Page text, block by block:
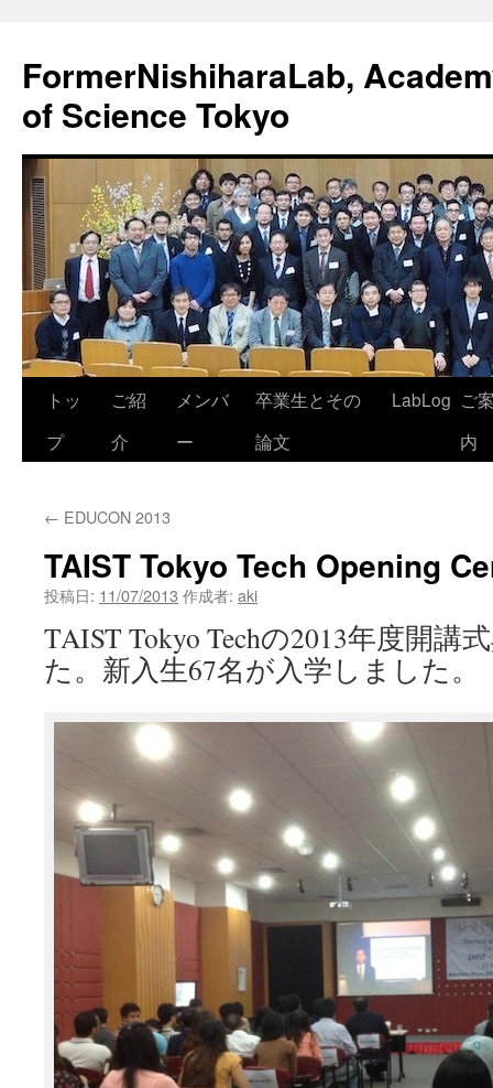
FormerNishiharaLab,
of Science Tokyo
ン
ツ
へ
キ
トッ
プ
ご紹
介
メンバ
ー
卒業生とその
論文
LabLog ご
内
← EDUCON 2013
TAIST Tokyo Tech Opening
投稿日: 11/07/2013 作成者: aki
TAIST Tokyo Techの2013年度開講
た。新入生67名が入学しました。